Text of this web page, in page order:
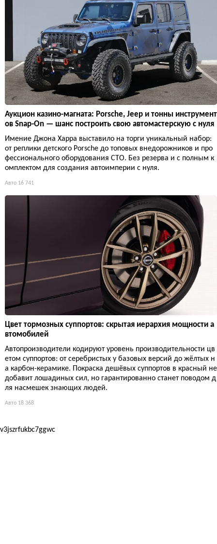
Аукцион казино-магната: Porsche, Jeep и тонны инструмент
ов Snap-On — шанс построить свою автомастерскую с нуля
Имение Джона Харра выставило на торги уникальный набор:
от реплики детского Porsche до топовых внедорожников и про
фессионального оборудования СТО. Без резерва и с полным к
омплектом для создания автоимперии с нуля.
Авто 16 741
Цвет тормозных суппортов: скрытая иерархия мощности а
втомобилей
Автопроизводители кодируют уровень производительности цв
етом суппортов: от серебристых у базовых версий до жёлтых н
а карбон-керамике. Покраска дешёвых суппортов в красный не
добавит лошадиных сил, но гарантированно станет поводом д
ля насмешек знающих людей.
Авто 18 368
v3jszrfukbc7ggwc